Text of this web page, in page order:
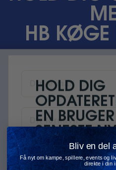
vores
nyhedsbrev!
HOLD DIG
EN
SENESTE
TILBUD OG
MERE!
HB KØGE
Navn
Tilmeld
Bliv en del
Få nyt om kampe, spillere, events og
direkte i din